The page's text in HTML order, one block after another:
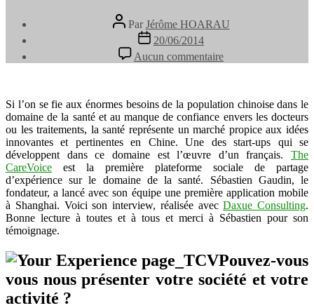
Auteur
de
l’article
Par Jérôme HOARAU
Date
l’article
20/06/2014
Aucun commentaire
Sébastien
un
startuper
français
dans
le
domaine
de
la
santé
en
The
CareVoice
Si l’on se fie aux énormes besoins de la population chinoise dans le
domaine de la santé et au manque de confiance envers les docteurs
ou les traitements, la santé représente un marché propice aux idées
innovantes et pertinentes en Chine. Une des start-ups qui se
développent dans ce domaine est l’œuvre d’un français. The
CareVoice est la première plateforme sociale de partage
d’expérience sur le domaine de la santé. Sébastien Gaudin, le
fondateur, a lancé avec son équipe une première application mobile
à Shanghai. Voici son interview, réalisée avecDaxue Consulting.
Bonne lecture à toutes et à tous et merci à Sébastien pour son
témoignage.
Pouvez-vous
vous nous présenter votre société et votre
activité ?